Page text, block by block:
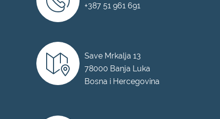
+387 51 961 691
Save Mrkalja 13
78000 Banja Luka
Bosna i Hercegovina